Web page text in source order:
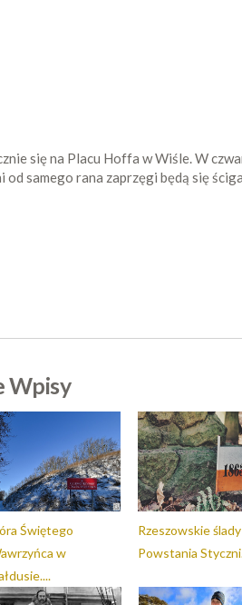
się na Placu Hoffa w Wiśle. W
samego rana zaprzęgi będą się
Wpisy
Świętego
w
Rzeszowskie ślady
Powstania